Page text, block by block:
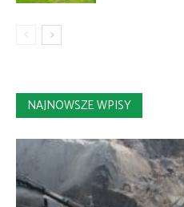
NAJNOWSZE WPISY